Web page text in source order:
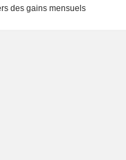
des gains mensuels